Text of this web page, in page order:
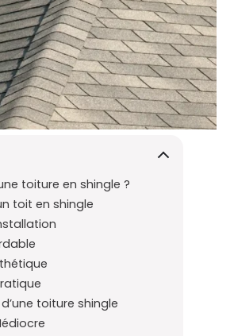
toiture en shingle ?
toit en shingle
toiture shingle